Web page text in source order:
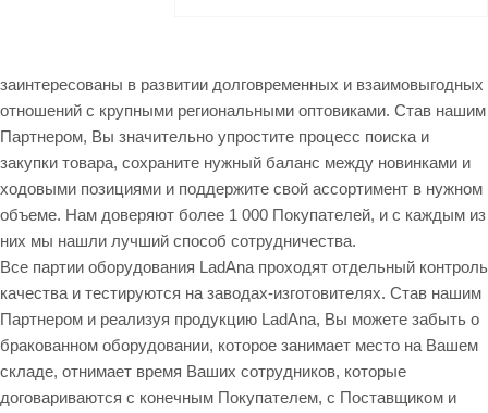
заинтересованы в развитии долговременных и взаимовыгодных
отношений с крупными региональными оптовиками. Став нашим
Партнером, Вы значительно упростите процесс поиска и
закупки товара, сохраните нужный баланс между новинками и
ходовыми позициями и поддержите свой ассортимент в нужном
объеме. Нам доверяют более 1 000 Покупателей, и с каждым из
них мы нашли лучший способ сотрудничества.
Все партии оборудования LadAna проходят отдельный контроль
качества и тестируются на заводах-изготовителях. Став нашим
Партнером и реализуя продукцию LadAna, Вы можете забыть о
бракованном оборудовании, которое занимает место на Вашем
складе, отнимает время Ваших сотрудников, которые
договариваются с конечным Покупателем, с Поставщиком и